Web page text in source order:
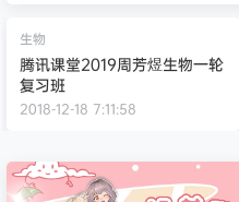
生物
腾讯课堂2019周芳煜生物一轮
复习班
2018-12-18 7:11:58